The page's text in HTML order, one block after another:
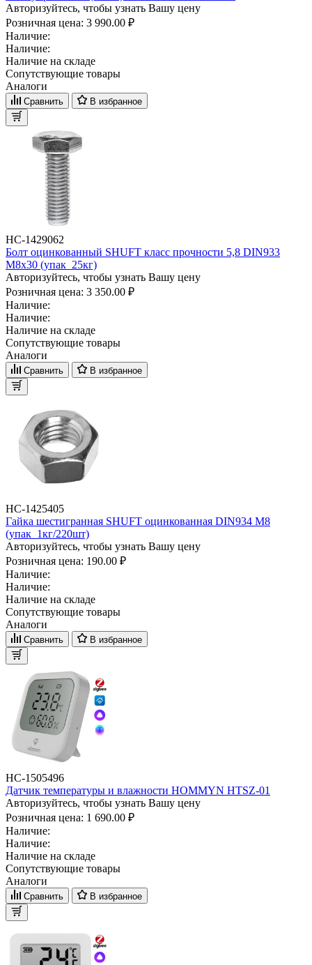
Авторизуйтесь, чтобы узнать Вашу цену
Розничная цена: 3 990.00 ₽
Наличие:
Наличие:
Наличие на складе
Сопутствующие товары
Аналоги
Сравнить В избранное
НС-1429062
Болт оцинкованный SHUFT класс прочности 5,8 DIN933
М8x30 (упак_25кг)
Авторизуйтесь, чтобы узнать Вашу цену
Розничная цена: 3 350.00 ₽
Наличие:
Наличие:
Наличие на складе
Сопутствующие товары
Аналоги
Сравнить В избранное
НС-1425405
Гайка шестигранная SHUFT оцинкованная DIN934 М8
(упак_1кг/220шт)
Авторизуйтесь, чтобы узнать Вашу цену
Розничная цена: 190.00 ₽
Наличие:
Наличие:
Наличие на складе
Сопутствующие товары
Аналоги
Сравнить В избранное
НС-1505496
Датчик температуры и влажности HOMMYN HTSZ-01
Авторизуйтесь, чтобы узнать Вашу цену
Розничная цена: 1 690.00 ₽
Наличие:
Наличие:
Наличие на складе
Сопутствующие товары
Аналоги
Сравнить В избранное